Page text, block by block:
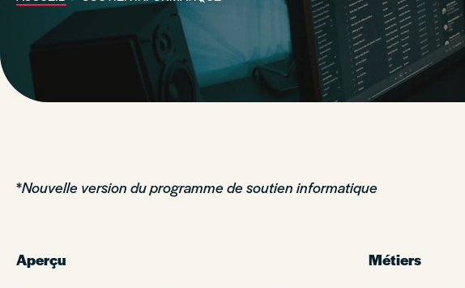
*Nouvelle version du programme de soutien informatique
Aperçu
Métiers